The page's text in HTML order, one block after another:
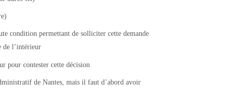
condition permettant de solliciter cette demande
de l’intérieur
pour contester cette décision
de Nantes, mais il faut d’abord avoir